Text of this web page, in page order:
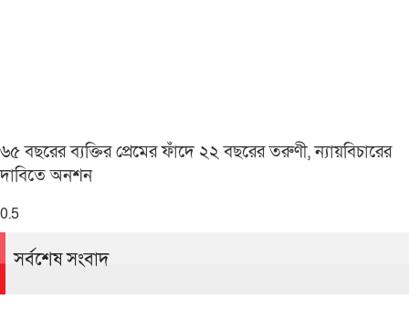
৬৫ বছরের ব্যক্তির প্রেমের ফাঁদে ২২ বছরের তরুণী, ন্যায়বিচারের
দাবিতে অনশন
সর্বশেষ সংবাদ